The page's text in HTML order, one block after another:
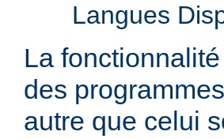
Langues
La fonctionnalité
des programmes
autre que celui